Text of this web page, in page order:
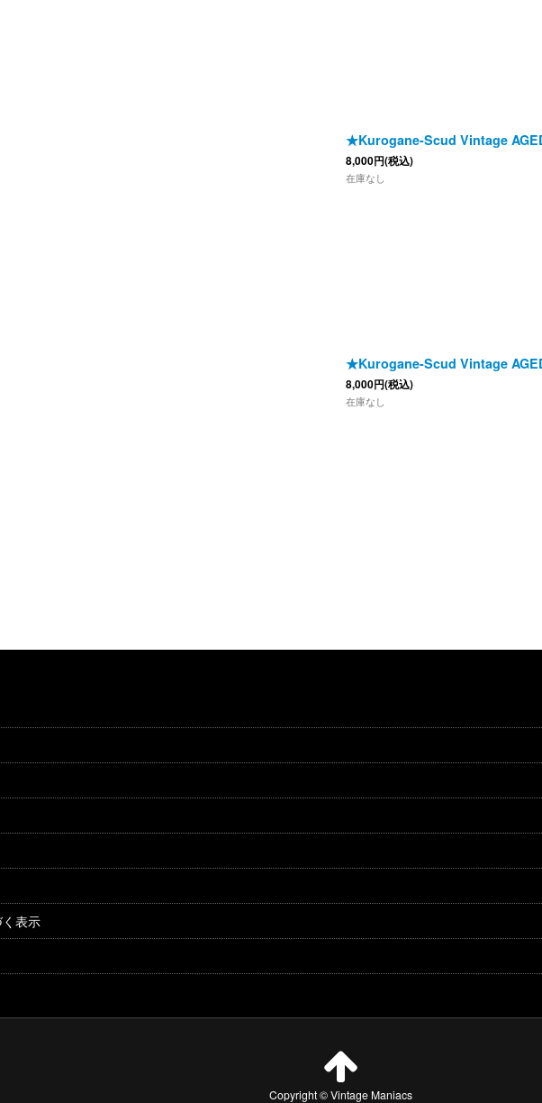
★Kurogane-Scud Vintage
8,000円(税込)
在庫なし
★Kurogane-Scud Vintage
8,000円(税込)
在庫なし
表示
Copyright © Vintage Maniacs